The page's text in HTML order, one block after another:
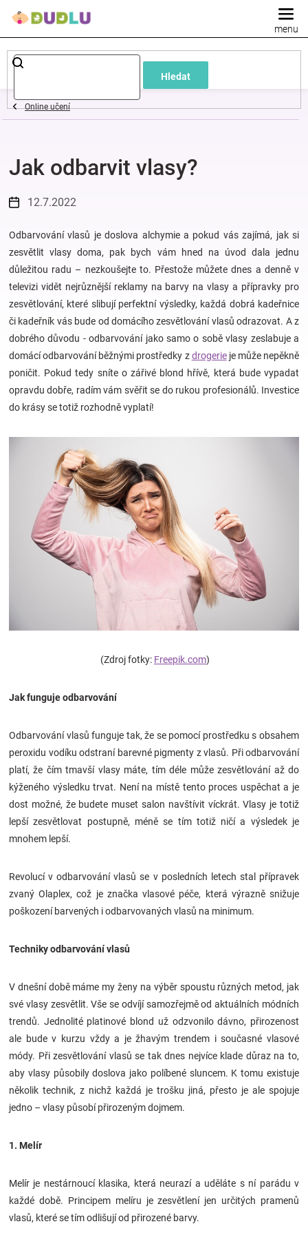
Hledat
Dětské
a
oblečení
Pokojíček
a
kojenecká
výbava
Hračky
a
zábava
Těhotenské
oblečení
Značky
Hračkářství
Přihlášení
Online učení
Jak odbarvit vlasy?
12.7.2022
Odbarvování vlasů je doslova alchymie a pokud vás zajímá, jak si
zesvětlit vlasy doma, pak bych vám hned na úvod dala jednu
důležitou radu – nezkoušejte to. Přestože můžete dnes a denně v
televizi vidět nejrůznější reklamy na barvy na vlasy a přípravky pro
zesvětlování, které slibují perfektní výsledky, každá dobrá kadeřnice
či kadeřník vás bude od domácího zesvětlování vlasů odrazovat. A z
dobrého důvodu - odbarvování jako samo o sobě vlasy zeslabuje a
domácí odbarvování běžnými prostředky zdrogerieje může nepěkně
poničit. Pokud tedy sníte o zářivé blond hřívě, která bude vypadat
opravdu dobře, radím vám svěřit se do rukou profesionálů. Investice
do krásy se totiž rozhodně vyplatí!
(Zdroj fotky: Freepik.com)
Jak funguje odbarvování
Odbarvování vlasů funguje tak, že se pomocí prostředku s obsahem
peroxidu vodíku odstraní barevné pigmenty z vlasů. Při odbarvování
platí, že čím tmavší vlasy máte, tím déle může zesvětlování až do
kýženého výsledku trvat. Není na místě tento proces uspěchat a je
dost možné, že budete muset salon navštívit víckrát. Vlasy je totiž
lepší zesvětlovat postupně, méně se tím totiž ničí a výsledek je
mnohem lepší.
Revolucí v odbarvování vlasů se v posledních letech stal přípravek
zvaný Olaplex, což je značka vlasové péče, která výrazně snižuje
poškození barvených i odbarvovaných vlasů na minimum.
Techniky odbarvování vlasů
V dnešní době máme my ženy na výběr spoustu různých metod, jak
své vlasy zesvětlit. Vše se odvíjí samozřejmě od aktuálních módních
trendů. Jednolité platinové blond už odzvonilo dávno, přirozenost
ale bude v kurzu vždy a je žhavým trendem i současné vlasové
módy. Při zesvětlování vlasů se tak dnes nejvíce klade důraz na to,
aby vlasy působily doslova jako políbené sluncem. K tomu existuje
několik technik, z nichž každá je trošku jiná, přesto je ale spojuje
jedno – vlasy působí přirozeným dojmem.
1. Melír
Melír je nestárnoucí klasika, která neurazí a uděláte s ní parádu v
každé době. Principem melíru je zesvětlení jen určitých pramenů
vlasů, které se tím odlišují od přirozené barvy.